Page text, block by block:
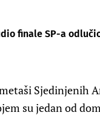
finale SP-a
Sjedinjenih
su jedan od